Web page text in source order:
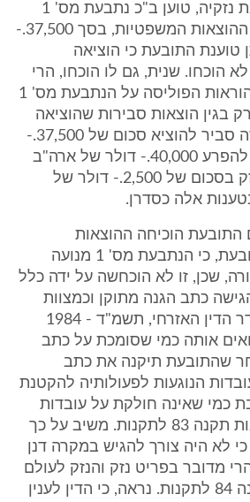
הוצאותיה בגין הקטנת נזקיה, טוען ב"כ נתבעת מס' 1
שתי טענות: ראשית, ההוצאות המשפטיות, בסך 37,500.-
טוענת התובעת כי הוציאה
הוכחו. שנית, גם לו הוכחו, הרי
אינן סבירות ועל-פי הוראות הפוליסה על הנתבעת מס' 1
בגין הוצאות סבירות שהוציאה
להקטנת נזקיה ואין זה סביר להוציא סכום של 37,500.-
דולר של ארה"ב כדי להפרע 40,000.- דולר של ארה"ב
ובכך להקטין את הנזק בסכום של 2,500.- דולר של
אלה כסדרן.
הוכיחה ההוצאות
הנטענות. טוענת התובעת, כי הנתבעת מס' 1 מנועה
שכן, זו לא הוכחשה על ידה כלל
כתב הגנה מתוקן וכמצוות
תקנה 95 לתקנות סדר הדין האזרחי, תשמ"ד - 1984
אותה כמי שסומכת על כתב
שהתובעת תיקנה את כתב
הנוגעות לפעולותיה להקטנת
כמי שאינה חולקת על עובדות
אלה, בהתאם להוראות תקנה 83 לתקנות. משיב על כך
הנתבעת מס' 1, כי לא היה צורך להגיש במקרה דנן
מדובר בפריט נזק והנזק לעולם
מוכחש, כאמור בתקנה 84 לתקנות. נראה, כי הדין לענין